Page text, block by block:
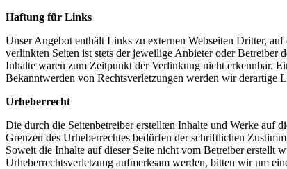
Haftung für Links
Unser Angebot enthält Links zu externen Webseiten Dritter,
verlinkten Seiten ist stets der jeweilige Anbieter oder
Inhalte waren zum Zeitpunkt der Verlinkung nicht erkennbar.
Bekanntwerden von Rechtsverletzungen werden wir derartige
Urheberrecht
Die durch die Seitenbetreiber erstellten Inhalte und Werke auf
Grenzen des Urheberrechtes bedürfen der schriftlichen
Soweit die Inhalte auf dieser Seite nicht vom Betreiber erstellt
Urheberrechtsverletzung aufmerksam werden, bitten wir um